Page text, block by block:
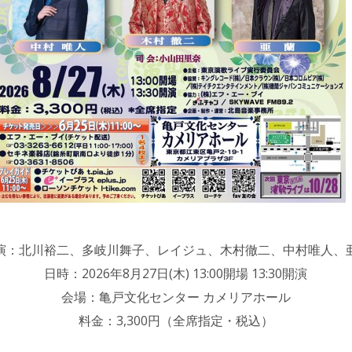
：北川裕二、多岐川舞子、レイジュ、木村徹二、中村唯人、
日時：2026年8月27日(木) 13:00開場 13:30開演
会場：亀戸文化センター カメリアホール
料金：3,300円（全席指定・税込）